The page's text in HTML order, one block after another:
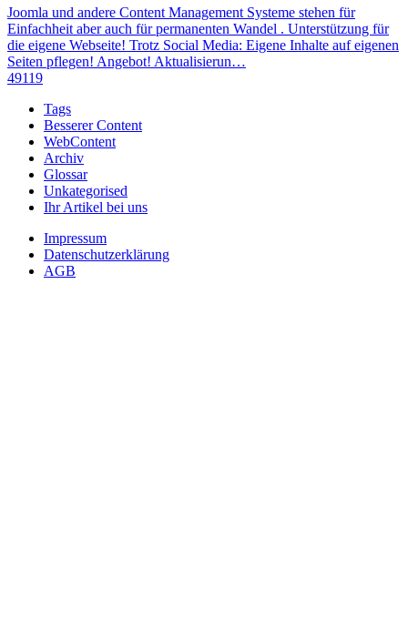
Joomla und andere Content Management Systeme stehen für
Einfachheit aber auch für permanenten Wandel . Unterstützung für
die eigene Webseite! Trotz Social Media: Eigene Inhalte auf eigenen
Seiten pflegen! Angebot! Aktualisierun…
49119
Tags
Besserer Content
WebContent
Archiv
Glossar
Unkategorised
Ihr Artikel bei uns
Impressum
Datenschutzerklärung
AGB